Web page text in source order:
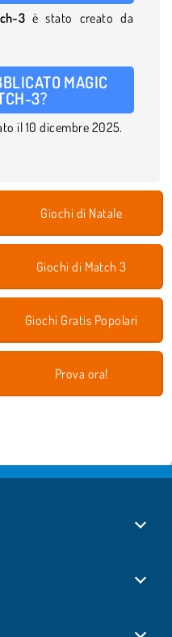
3 è stato creato da
MAGIC
3?
il 10 dicembre 2025.
Giochi di Natale
Giochi di Match 3
Giochi Gratis Popolari
Prova ora!